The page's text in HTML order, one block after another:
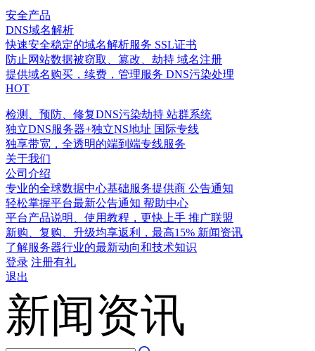
安全产品
DNS域名解析
快速安全稳定的域名解析服务 SSL证书
防止网站数据被窃取、篡改、劫持 域名注册
提供域名购买，续费，管理服务 DNS污染处理
HOT
检测、预防、修复DNS污染劫持 站群系统
独立DNS服务器+独立NS地址 国际专线
独享带宽，全透明的端到端专线服务
关于我们
公司介绍
专业的全球数据中心基础服务提供商 公告通知
轻松掌握平台最新公告通知 帮助中心
平台产品说明、使用教程，更快上手 推广联盟
新购、复购、升级均享返利，最高15% 新闻资讯
了解服务器行业的最新动向和技术知识
登录 注册有礼
退出
新闻资讯